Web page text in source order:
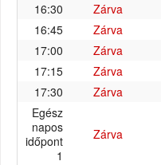
16:30 Zárva
16:45
Zárva
17:00
Zárva
17:15
Zárva
17:30
Zárva
Egész
napos
időpont
1
Zárva